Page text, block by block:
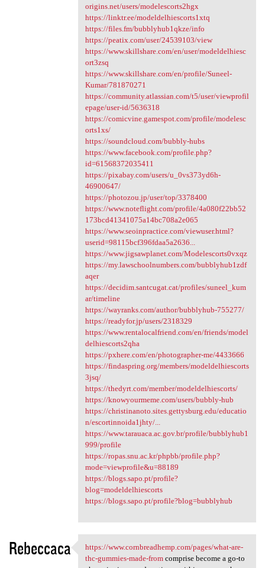
origins.net/users/modelescorts2hgx
https://linktr.ee/modeldelhiescorts1xtq
https://files.fm/bubblyhub1qkze/info
https://peatix.com/user/24539103/view
https://www.skillshare.com/en/user/modeldelhiesc
ort3zsq
https://www.skillshare.com/en/profile/Suneel-
Kumar/781870271
https://community.atlassian.com/t5/user/viewprofil
epage/user-id/5636318
https://comicvine.gamespot.com/profile/modelesc
orts1xs/
https://soundcloud.com/bubbly-hubs
https://www.facebook.com/profile.php?
id=61568372035411
https://pixabay.com/users/u_0vs373yd6h-
46900647/
https://photozou.jp/user/top/3378400
https://www.noteflight.com/profile/4a080f22bb52
173bcd41341075a14bc708a2e065
https://www.seoinpractice.com/viewuser.html?
userid=98115bcf396fdaa5a2636...
https://www.jigsawplanet.com/Modelescorts0vxqz
https://my.lawschoolnumbers.com/bubblyhub1zdf
aqer
https://decidim.santcugat.cat/profiles/suneel_kum
ar/timeline
https://wayranks.com/author/bubblyhub-755277/
https://readyfor.jp/users/2318329
https://www.rentalocalfriend.com/en/friends/model
delhiescorts2qha
https://pxhere.com/en/photographer-me/4433666
https://findaspring.org/members/modeldelhiescorts
3jsq/
https://thedyrt.com/member/modeldelhiescorts/
https://knowyourmeme.com/users/bubbly-hub
https://christinanoto.sites.gettysburg.edu/educatio
n/escortinnoida1jhty/...
https://www.tarauaca.ac.gov.br/profile/bubblyhub1
999/profile
https://ropas.snu.ac.kr/phpbb/profile.php?
mode=viewprofile&u=88189
https://blogs.sapo.pt/profile?
blog=modeldelhiescorts
https://blogs.sapo.pt/profile?blog=bubblyhub
Rebeccaca https://www.cornbreadhemp.com
https://www.cornbreadhemp.com/pages/what-are-
thc-gummies-made-fromcomprise become a go-to